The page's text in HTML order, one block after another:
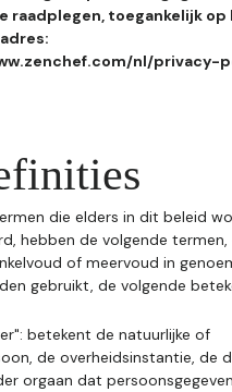
raadplegen, toegankelijk op
nl/privacy-
die elders in dit beleid
hebben de volgende termen,
of meervoud in
gebruikt, de volgende
betekent de natuurlijke of
de overheidsinstantie, de
orgaan dat